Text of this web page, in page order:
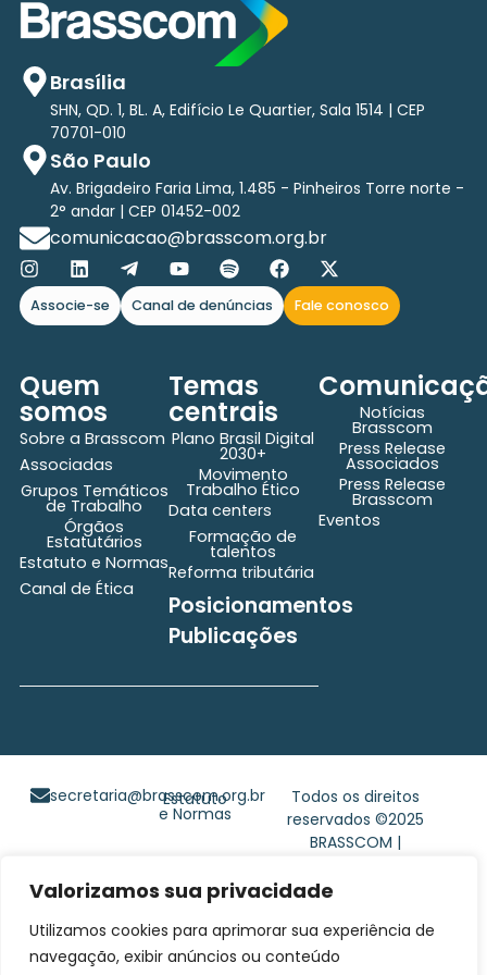
Valorizamos sua privacidade
Utilizamos cookies para aprimorar sua experiência de
navegação, exibir anúncios ou conteúdo
Brasília
SHN, QD. 1, BL. A, Edifício Le Quartier, Sala 1514 | CEP
70701-010
São Paulo
Av. Brigadeiro Faria Lima, 1.485 - Pinheiros Torre norte -
2° andar | CEP 01452-002
comunicacao@brasscom.org.br
Associe-se Canal de denúncias Fale conosco
Quem
somos
Sobre a Brasscom
Associadas
Grupos Temáticos
de Trabalho
Órgãos
Estatutários
Estatuto e Normas
Canal de Ética
Temas
centrais
Plano Brasil Digital
2030+
Movimento
Trabalho Ético
Data centers
Formação de
talentos
Reforma tributária
Posicionamentos
Publicações
Notícias
Brasscom
Press Release
Associados
Press Release
Brasscom
Eventos
Todos os direitos
reservados ©2025
BRASSCOM |
desenvolvido por
secretaria@brasscom.org.br
Estatuto
e Normas